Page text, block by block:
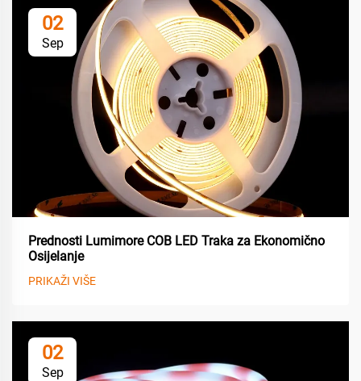
02
Sep
Prednosti Lumimore COB LED Traka za Ekonomično
Osijelanje
PRIKAŽI VIŠE
02
Sep